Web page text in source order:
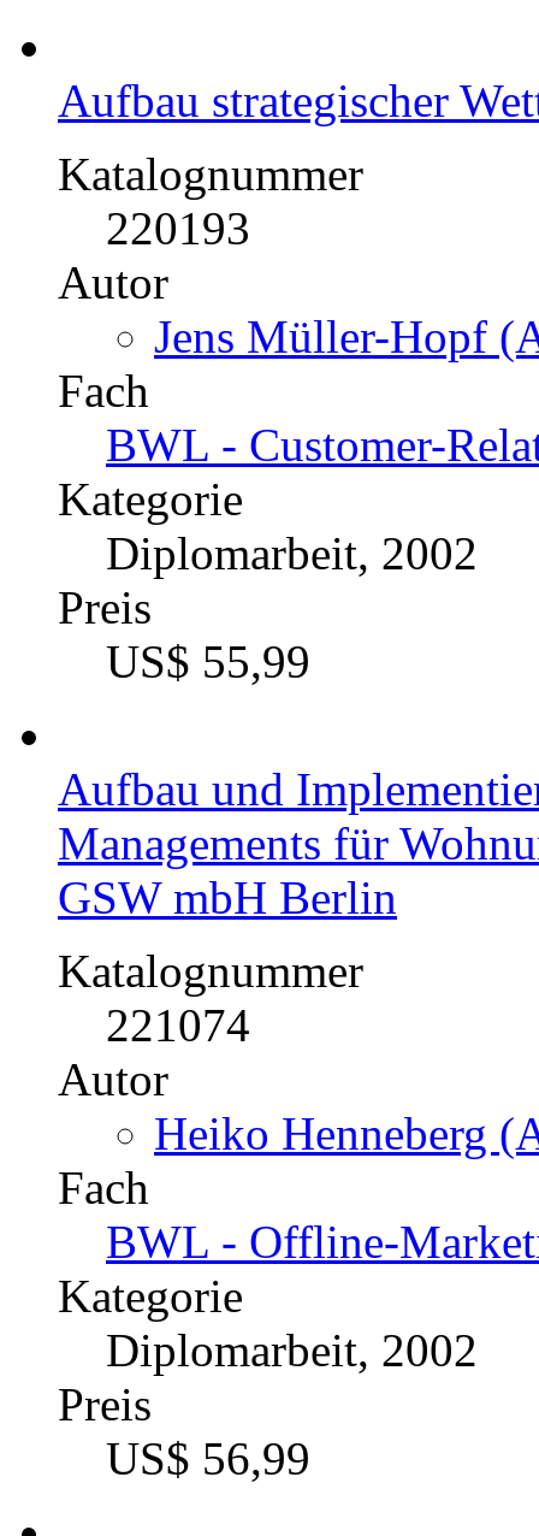
Aufbau strategischer
Katalognummer
220193
Autor
Jens Müller-Hopf
Fach
BWL - Customer-
Kategorie
Diplomarbeit, 2002
Preis
US$ 55,99
Aufbau und
Managements für
GSW mbH Berlin
Katalognummer
221074
Autor
Heiko Henneberg
Fach
BWL - Offline-
Kategorie
Diplomarbeit, 2002
Preis
US$ 56,99